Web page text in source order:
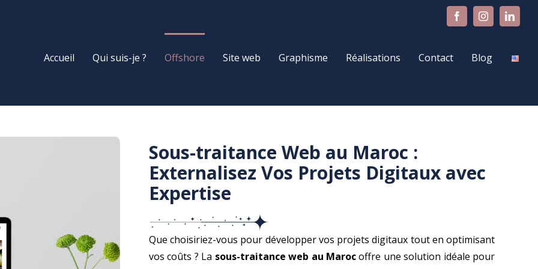
FacebookInstagram
Accueil Qui suis-je ? Offshore Site web Graphisme Réalisations Contact Blog
Sous-traitance Web au Maroc :
Externalisez Vos Projets Digitaux avec
Expertise
Que choisiriez-vous pour développer vos projets digitaux tout en optimisant
vos coûts ? La sous-traitance web au Marocoffre une solution idéale pour